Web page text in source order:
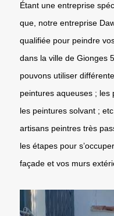
Étant une entreprise
que, notre entreprise
qualifiée pour peindre
dans la ville de Gionges
pouvons utiliser
peintures aqueuses ; les
les peintures solvant ;
artisans peintres très
les étapes pour
façade et vos murs